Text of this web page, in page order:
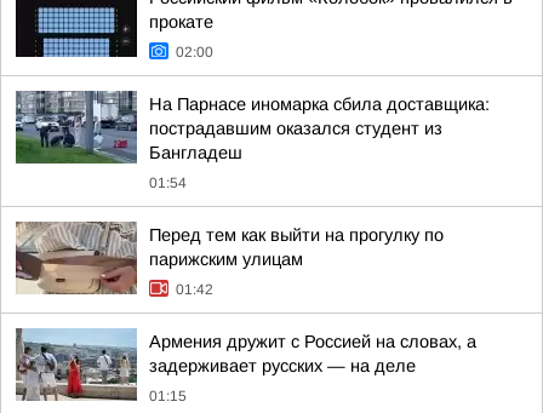
прокате
02:00
На Парнасе иномарка сбила доставщика:
пострадавшим оказался студент из
Бангладеш
01:54
Перед тем как выйти на прогулку по
парижским улицам
01:42
Армения дружит с Россией на словах, а
задерживает русских — на деле
01:15